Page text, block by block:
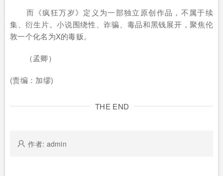
而《疯狂万岁》定义为一部独立原创作品，不属于续
集、衍生片。小说围绕性、诈骗、毒品和黑钱展开，聚焦伦
敦一个化名为X的毒贩。
（孟卿）
(责编：加缪)
THE END
作者: admin